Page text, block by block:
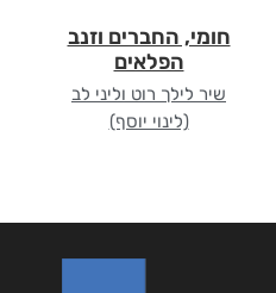
חומי, החברים וזנב
הפלאים
שיר לילך רוט וליני לב
(לינוי יוסף)